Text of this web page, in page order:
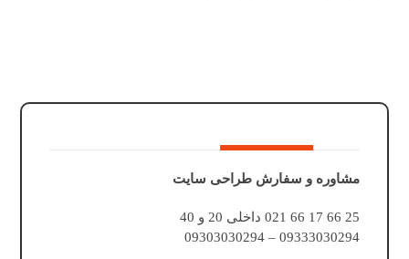
مشاوره و سفارش طراحی سایت
25 66 17 66 021 داخلی 20 و 40
09333030294 – 09303030294